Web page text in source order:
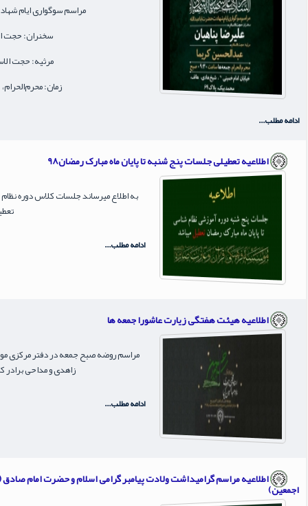
مراسم سوگواری ایام
سخنران: حجت‌
مرثیه: حجت‌
زمان: محرم‌الحرام،
ادامه مطلب...
اطلاعیه تعطیلی جلسات پنج شنبه تا پایان ماه مبارک رمضان98
به اطلاع میرساند جلسات کلاس دوره
ادامه مطلب...
اطلاعیه هیئت هفتگی زیارت عاشورا جمعه ها
مراسم روضه صبح جمعه در دفتر مرکزی
زاهدی و مداحی برادر
ادامه مطلب...
اطلاعیه مراسم گرامیداشت ولادت پیامبر گرامی اسلام و حضرت امام
اجمعین)